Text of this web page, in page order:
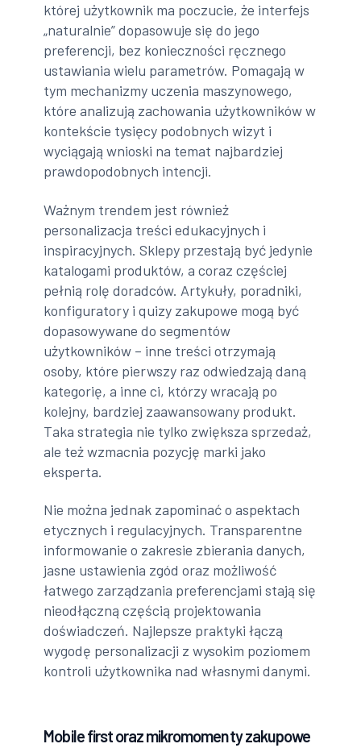
której użytkownik ma poczucie, że interfejs
„naturalnie” dopasowuje się do jego
preferencji, bez konieczności ręcznego
ustawiania wielu parametrów. Pomagają w
tym mechanizmy uczenia maszynowego,
które analizują zachowania użytkowników w
kontekście tysięcy podobnych wizyt i
wyciągają wnioski na temat najbardziej
prawdopodobnych intencji.
Ważnym trendem jest również
personalizacja treści edukacyjnych i
inspiracyjnych. Sklepy przestają być jedynie
katalogami produktów, a coraz częściej
pełnią rolę doradców. Artykuły, poradniki,
konfiguratory i quizy zakupowe mogą być
dopasowywane do segmentów
użytkowników – inne treści otrzymają
osoby, które pierwszy raz odwiedzają daną
kategorię, a inne ci, którzy wracają po
kolejny, bardziej zaawansowany produkt.
Taka strategia nie tylko zwiększa sprzedaż,
ale też wzmacnia pozycję marki jako
eksperta.
Nie można jednak zapominać o aspektach
etycznych i regulacyjnych. Transparentne
informowanie o zakresie zbierania danych,
jasne ustawienia zgód oraz możliwość
łatwego zarządzania preferencjami stają się
nieodłączną częścią projektowania
doświadczeń. Najlepsze praktyki łączą
wygodę personalizacji z wysokim poziomem
kontroli użytkownika nad własnymi danymi.
Mobile first oraz mikromomenty zakupowe